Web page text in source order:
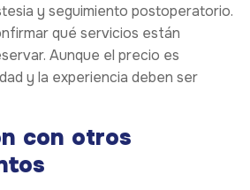
y seguimiento postoperatorio.
qué servicios están
Aunque el precio es
y la experiencia deben ser
con otros